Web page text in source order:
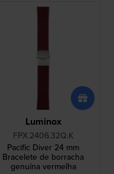
Luminox
FPX.2406.32Q.K
Pacific Diver 24 mm
Bracelete de borracha
genuína vermelha